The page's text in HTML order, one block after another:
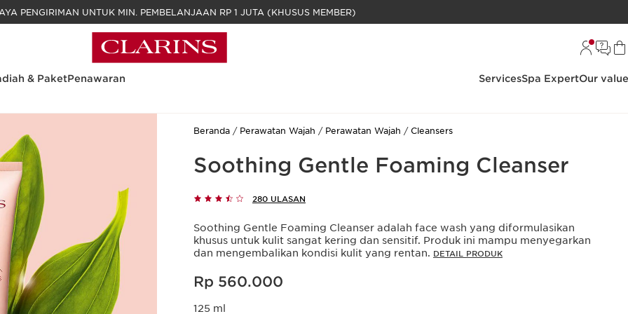
GRATIS BIAYA PENGIRIMAN UNTUK MIN. PEMBELANJAAN RP 1 JUTA (KHUSUS MEMBER)
& PaketPenawaran ServicesSpa ExpertOur
Beranda Perawatan Wajah Perawatan Wajah Cleansers
Soothing Gentle Foaming Cleanser
280 ULASAN
Soothing Gentle Foaming Cleanser adalah face wash yang diformulasikan
khusus untuk kulit sangat kering dan sensitif. Produk ini mampu menyegarkan
dan mengembalikan kondisi kulit yang rentan. DETAIL PRODUK
Harga sekarang Rp 560.000
Rp 560.000
125 ml